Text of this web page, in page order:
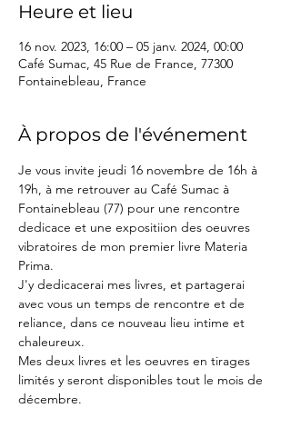
Heure et lieu
16 nov. 2023, 16:00 – 05 janv. 2024, 00:00
Café Sumac, 45 Rue de France, 77300
Fontainebleau, France
À propos de l'événement
Je vous invite jeudi 16 novembre de 16h à
19h, à me retrouver au Café Sumac à
Fontainebleau (77) pour une rencontre
dedicace et une expositiion des oeuvres
vibratoires de mon premier livre Materia
Prima.
J'y dedicacerai mes livres, et partagerai
avec vous un temps de rencontre et de
reliance, dans ce nouveau lieu intime et
chaleureux.
Mes deux livres et les oeuvres en tirages
limités y seront disponibles tout le mois de
décembre.